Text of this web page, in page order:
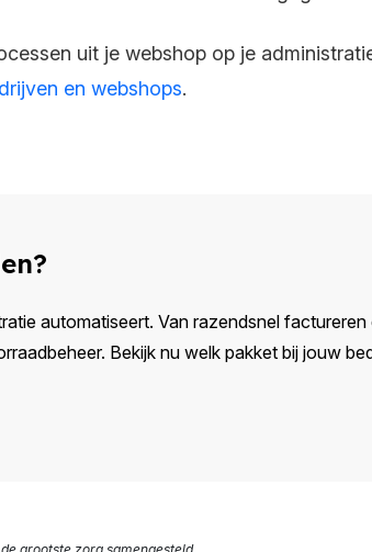
uit je webshop op je
en webshops.
automatiseert. Van razendsnel
Bekijk nu welk pakket bij jouw